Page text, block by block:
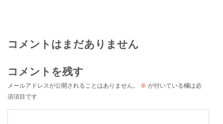
コメントはまだありません
コメントを残す
メールアドレスが公開されることはありません。 ※ が付いている欄は必
須項目です